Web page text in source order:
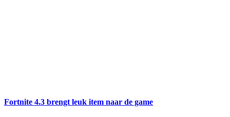
Fortnite 4.3 brengt leuk item naar de game